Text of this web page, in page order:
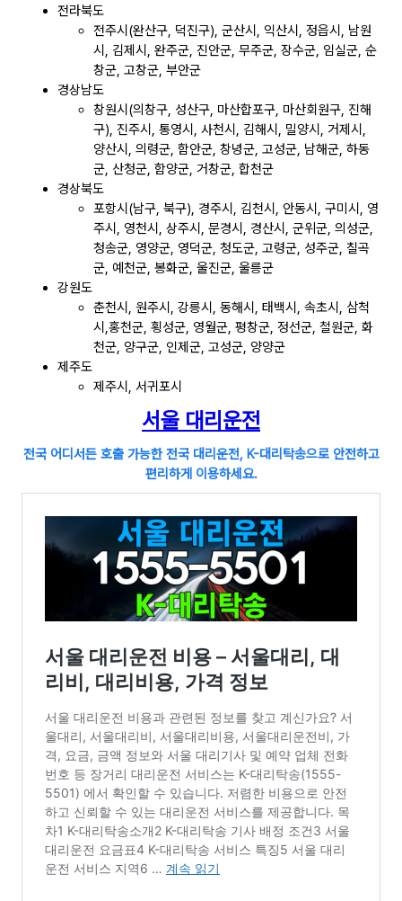
전라북도
전주시(완산구, 덕진구), 군산시, 익산시, 정읍시, 남원
시, 김제시, 완주군, 진안군, 무주군, 장수군, 임실군, 순
창군, 고창군, 부안군
경상남도
창원시(의창구, 성산구, 마산합포구, 마산회원구, 진해
구), 진주시, 통영시, 사천시, 김해시, 밀양시, 거제시,
양산시, 의령군, 함안군, 창녕군, 고성군, 남해군, 하동
군, 산청군, 함양군, 거창군, 합천군
경상북도
포항시(남구, 북구), 경주시, 김천시, 안동시, 구미시, 영
주시, 영천시, 상주시, 문경시, 경산시, 군위군, 의성군,
청송군, 영양군, 영덕군, 청도군, 고령군, 성주군, 칠곡
군, 예천군, 봉화군, 울진군, 울릉군
강원도
춘천시, 원주시, 강릉시, 동해시, 태백시, 속초시, 삼척
시,홍천군, 횡성군, 영월군, 평창군, 정선군, 철원군, 화
천군, 양구군, 인제군, 고성군, 양양군
제주도
제주시, 서귀포시
서울 대리운전
전국 어디서든 호출 가능한 전국 대리운전, K-대리탁송으로 안전하고
편리하게 이용하세요.